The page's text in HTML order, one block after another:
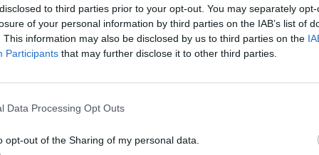
to third parties prior to your opt-out. You may separately
of your personal information by third parties on the IAB’s list of
This information may also be disclosed by us to third parties on the
Participants that may further disclose it to other third parties.
Data Processing Opt Outs
opt-out of the Sharing of my personal data.